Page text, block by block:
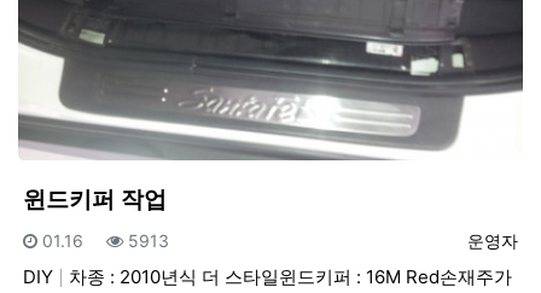
윈드키퍼 작업
등록자
운영자
등록일
01.16 조회
5913
DIY
차종 : 2010년식 더 스타일윈드키퍼 : 16M Red손재주가